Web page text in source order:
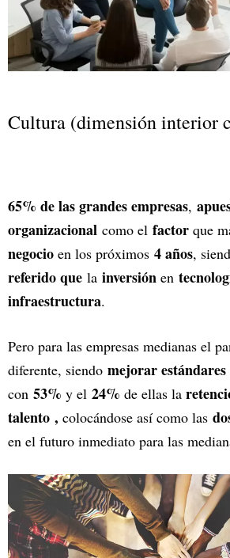
Cultura (dimensión interior
65% de las grandes empresas,
organizacional como el factor que
negocio en los próximos 4 años,
referido que la inversión en
infraestructura.
Pero para las empresas medianas el
diferente, siendo mejorar
con 53% y el 24% de ellas la
talento , colocándose así como las
en el futuro inmediato para las